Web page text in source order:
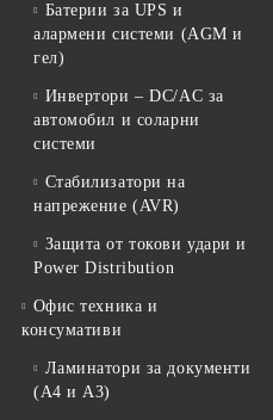
Батерии за UPS и
алармени системи (AGM и
гел)
Инвертори – DC/AC за
автомобил и соларни
системи
Стабилизатори на
напрежение (AVR)
Защита от токови удари и
Power Distribution
Офис техника и
консумативи
Ламинатори за документи
(A4 и A3)